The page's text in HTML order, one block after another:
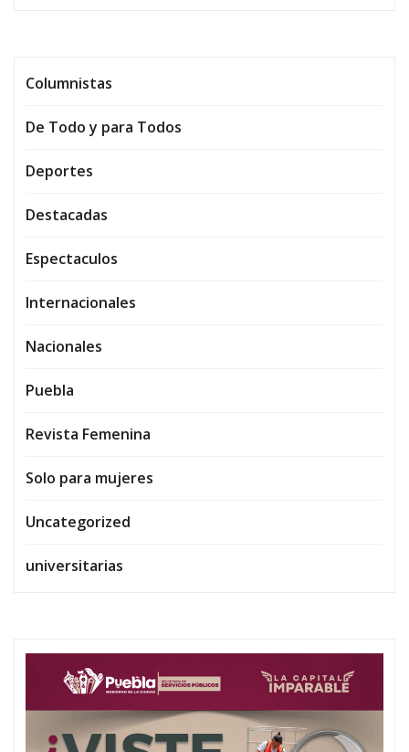
Columnistas
De Todo y para Todos
Deportes
Destacadas
Espectaculos
Internacionales
Nacionales
Puebla
Revista Femenina
Solo para mujeres
Uncategorized
universitarias